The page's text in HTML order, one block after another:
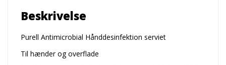
Beskrivelse
Purell Antimicrobial Hånddesinfektion serviet
Til hænder og overflade